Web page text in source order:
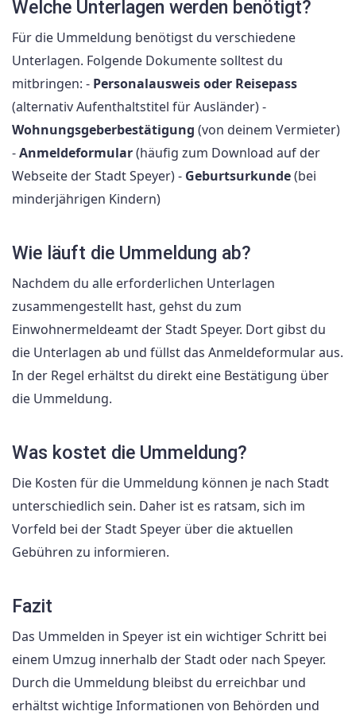
Welche Unterlagen werden benötigt?
Für die Ummeldung benötigst du verschiedene
Unterlagen. Folgende Dokumente solltest du
mitbringen: - Personalausweis oder Reisepass
(alternativ Aufenthaltstitel für Ausländer) -
Wohnungsgeberbestätigung (von deinem Vermieter)
-Anmeldeformular(häufig zum Download auf der
Webseite der Stadt Speyer) - Geburtsurkunde(bei
minderjährigen Kindern)
Wie läuft die Ummeldung ab?
Nachdem du alle erforderlichen Unterlagen
zusammengestellt hast, gehst du zum
Einwohnermeldeamt der Stadt Speyer. Dort gibst du
die Unterlagen ab und füllst das Anmeldeformular aus.
In der Regel erhältst du direkt eine Bestätigung über
die Ummeldung.
Was kostet die Ummeldung?
Die Kosten für die Ummeldung können je nach Stadt
unterschiedlich sein. Daher ist es ratsam, sich im
Vorfeld bei der Stadt Speyer über die aktuellen
Gebühren zu informieren.
Fazit
Das Ummelden in Speyer ist ein wichtiger Schritt bei
einem Umzug innerhalb der Stadt oder nach Speyer.
Durch die Ummeldung bleibst du erreichbar und
erhältst wichtige Informationen von Behörden und